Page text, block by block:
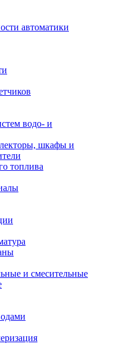
автоматики
водо- и
шкафы и
топлива
и смесительные